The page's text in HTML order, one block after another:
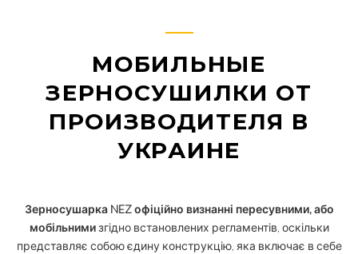
МОБИЛЬНЫЕ
ЗЕРНОСУШИЛКИ ОТ
ПРОИЗВОДИТЕЛЯ В
УКРАИНЕ
Зерносушарка NEZ офіційно визнанні пересувними, або
мобільнимизгідно встановлених регламентів, оскільки
представляє собою єдину конструкцію, яка включає в себе